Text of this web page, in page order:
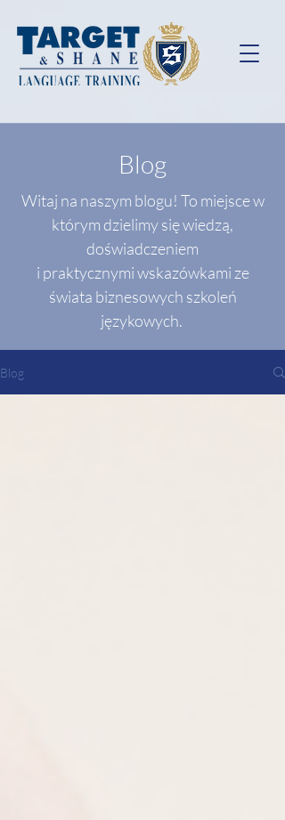
Blog
Witaj na naszym blogu! To miejsce w
którym dzielimy się wiedzą,
doświadczeniem
i praktycznymi wskazówkami ze
świata biznesowych szkoleń
językowych.
Blog